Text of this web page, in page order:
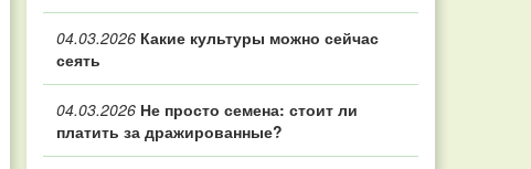
04.03.2026 Какие культуры можно сейчас
сеять
04.03.2026 Не просто семена: стоит ли
платить за дражированные?